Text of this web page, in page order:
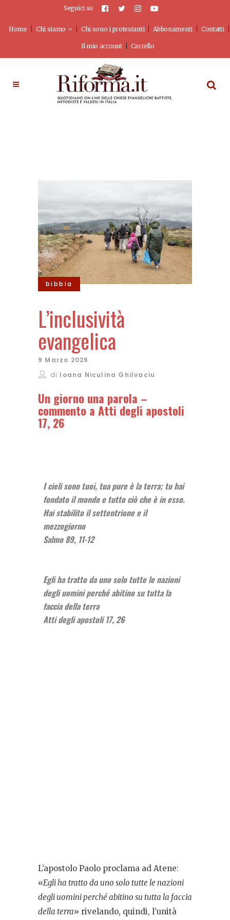
Seguici su
Home Chi siamo Chi sono i protestanti Abbonamenti Contatti
Il mio account Carrello
bibbia
L’inclusività
evangelica
9 Marzo 2026
di Ioana Niculina Ghilvaciu
Un giorno una parola –
commento a Atti degli apostoli
17, 26
I cieli sono tuoi, tua pure è la terra; tu hai
fondato il mondo e tutto ciò che è in esso.
Hai stabilito il settentrione e il
mezzogiorno
Salmo 89, 11-12
Egli ha tratto da uno solo tutte le nazioni
degli uomini perché abitino su tutta la
faccia della terra
Atti degli apostoli 17, 26
L’apostolo Paolo proclama ad Atene:
«Egli ha tratto da uno solo tutte le nazioni
degli uomini perché abitino su tutta la faccia
della terra» rivelando, quindi, l’unità